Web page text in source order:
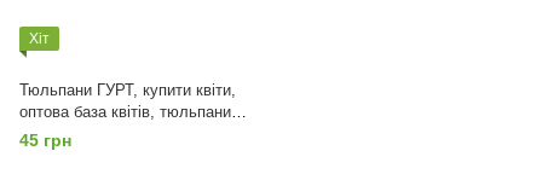
Хіт
Тюльпани ГУРТ, купити квіти,
оптова база квітів, тюльпани
на зріз, від 5000шт, Мікс
45 грн